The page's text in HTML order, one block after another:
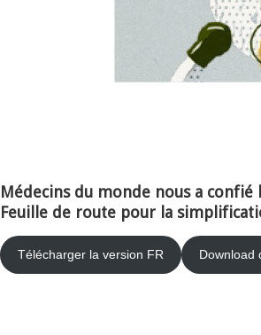
Médecins du monde nous a
Feuille de route pour la
Télécharger la version FR Download